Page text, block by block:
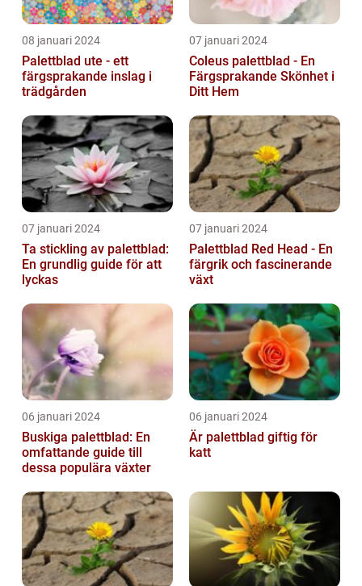
08 januari 2024
Palettblad ute - ett
färgsprakande inslag i
trädgården
07 januari 2024
Coleus palettblad - En
Färgsprakande Skönhet i
Ditt Hem
07 januari 2024
Ta stickling av palettblad:
En grundlig guide för att
lyckas
07 januari 2024
Palettblad Red Head - En
färgrik och fascinerande
växt
06 januari 2024
Buskiga palettblad: En
omfattande guide till
dessa populära växter
06 januari 2024
Är palettblad giftig för
katt